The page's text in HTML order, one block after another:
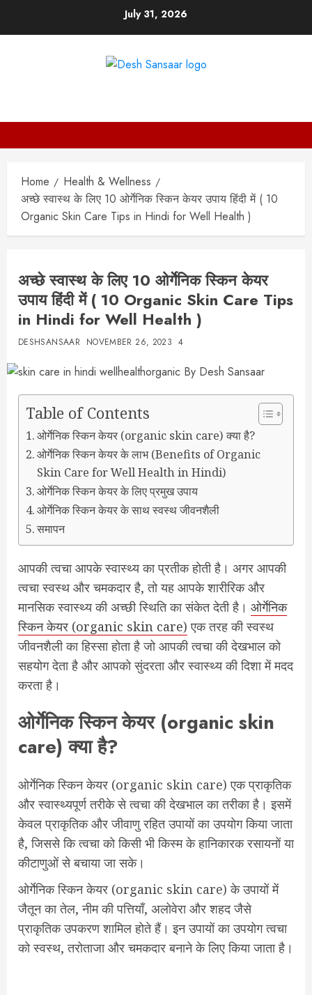
July 31, 2026
Home
Health & Wellness
अच्छे स्वास्थ के लिए 10 ओर्गेनिक स्किन केयर उपाय हिंदी में ( 10
Organic Skin Care Tips in Hindi for Well Health )
अच्छे स्वास्थ के लिए 10 ओर्गेनिक स्किन केयर
उपाय हिंदी में ( 10 Organic Skin Care Tips
in Hindi for Well Health )
DESHSANSAAR NOVEMBER 26, 2023 4
Table of Contents
ओर्गेनिक स्किन केयर (organic skin care) क्या है?
ओर्गेनिक स्किन केयर के लाभ (Benefits of Organic
Skin Care for Well Health in Hindi)
ओर्गेनिक स्किन केयर के लिए प्रमुख उपाय
ओर्गेनिक स्किन केयर के साथ स्वस्थ जीवनशैली
समापन
आपकी त्वचा आपके स्वास्थ्य का प्रतीक होती है। अगर आपकी
त्वचा स्वस्थ और चमकदार है, तो यह आपके शारीरिक और
मानसिक स्वास्थ्य की अच्छी स्थिति का संकेत देती है। ओर्गेनिक
स्किन केयर (organic skin care) एक तरह की स्वस्थ
जीवनशैली का हिस्सा होता है जो आपकी त्वचा की देखभाल को
सहयोग देता है और आपको सुंदरता और स्वास्थ्य की दिशा में मदद
करता है।
ओर्गेनिक स्किन केयर (organic skin
care) क्या है?
ओर्गेनिक स्किन केयर (organic skin care) एक प्राकृतिक
और स्वास्थ्यपूर्ण तरीके से त्वचा की देखभाल का तरीका है। इसमें
केवल प्राकृतिक और जीवाणु रहित उपायों का उपयोग किया जाता
है, जिससे कि त्वचा को किसी भी किस्म के हानिकारक रसायनों या
कीटाणुओं से बचाया जा सके।
ओर्गेनिक स्किन केयर (organic skin care) के उपायों में
जैतून का तेल, नीम की पत्तियाँ, अलोवेरा और शहद जैसे
प्राकृतिक उपकरण शामिल होते हैं। इन उपायों का उपयोग त्वचा
को स्वस्थ, तरोताजा और चमकदार बनाने के लिए किया जाता है।